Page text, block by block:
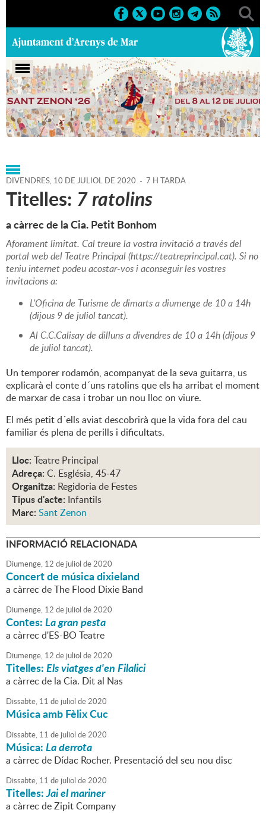
Portada > Agenda > 10-07-
2020 > Marcs > Festes > 2019 > Sant Zenon
DIVENDRES, 10 DE JULIOL DE 2020 - 7 H TARDA
Titelles: 7 ratolins
a càrrec de la Cia. Petit Bonhom
Aforament limitat. Cal treure la vostra invitació a través del
portal web del Teatre Principal (https://teatreprincipal.cat). Si no
teniu internet podeu acostar-vos i aconseguir les vostres
invitacions a:
L’Oficina de Turisme de dimarts a diumenge de 10 a 14h
(dijous 9 de juliol tancat).
Al C.C.Calisay de dilluns a divendres de 10 a 14h (dijous 9
de juliol tancat).
Un temporer rodamón, acompanyat de la seva guitarra, us
explicarà el conte d´uns ratolins que els ha arribat el moment
de marxar de casa i trobar un nou lloc on viure.
El més petit d´ells aviat descobrirà que la vida fora del cau
familiar és plena de perills i dificultats.
Lloc: Teatre Principal
Adreça: C. Església, 45-47
Organitza: Regidoria de Festes
Tipus d'acte: Infantils
Marc: Sant Zenon
INFORMACIÓ RELACIONADA
Diumenge, 12 de juliol de2020
Concert de música dixieland
a càrrec de The Flood Dixie Band
Diumenge, 12 de juliol de2020
Contes:La gran pesta
a càrrec d'ES-BO Teatre
Diumenge, 12 de juliol de2020
Titelles:Els viatges d'en Filalici
a càrrec de la Cia. Dit al Nas
Dissabte, 11 de juliol de2020
Música amb Fèlix Cuc
Dissabte, 11 de juliol de2020
Música:La derrota
a càrrec de Dídac Rocher. Presentació del seu nou disc
Dissabte, 11 de juliol de2020
Titelles:Jai el mariner
a càrrec de Zipit Company